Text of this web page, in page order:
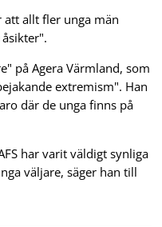
att allt fler unga män
på Agera Värmland, som
extremism". Han
där de unga finns på
har varit väldigt synliga
väljare, säger han till